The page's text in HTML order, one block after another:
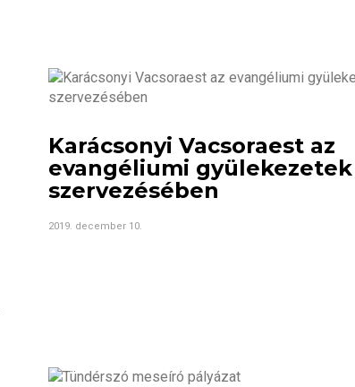
Karácsonyi Vacsoraest az
evangéliumi gyülekezetek
szervezésében
2019. december 10.